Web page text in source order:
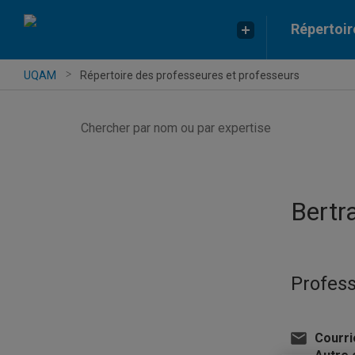
UQAM Répertoire des professeures et professeurs
par